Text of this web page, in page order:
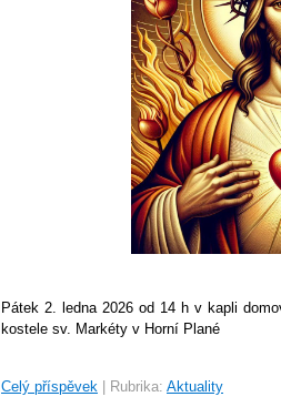
Pátek 2. ledna 2026 od 14 h v kapli
kostele sv. Markéty v Horní Plané
Celý příspěvek Rubrika: Aktuality